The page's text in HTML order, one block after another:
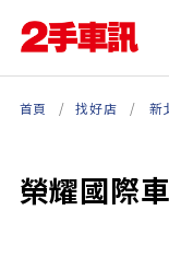
首頁 找好店 新
榮耀國際